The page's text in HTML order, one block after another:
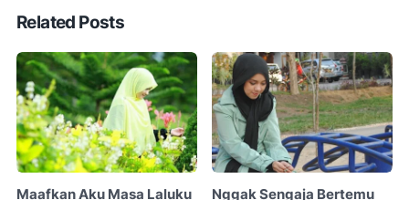
Related Posts
Maafkan Aku Masa Laluku
Nggak Sengaja Bertemu